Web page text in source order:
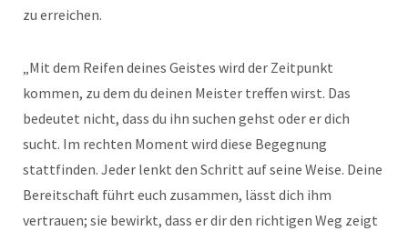
zu erreichen.
„Mit dem Reifen deines Geistes wird der Zeitpunkt
kommen, zu dem du deinen Meister treffen wirst. Das
bedeutet nicht, dass du ihn suchen gehst oder er dich
sucht. Im rechten Moment wird diese Begegnung
stattfinden. Jeder lenkt den Schritt auf seine Weise. Deine
Bereitschaft führt euch zusammen, lässt dich ihm
vertrauen; sie bewirkt, dass er dir den richtigen Weg zeigt